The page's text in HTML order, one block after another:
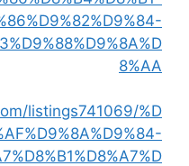
8%AA
listings741069/%D